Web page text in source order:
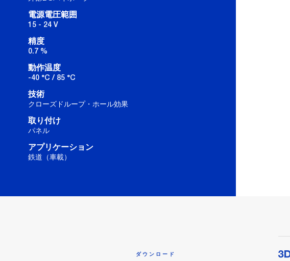
電源電圧範囲
15 - 24 V
精度
0.7 %
動作温度
-40 °C / 85 °C
技術
クローズドループ・ホール効果
取り付け
パネル
アプリケーション
鉄道（車載）
ダウンロード